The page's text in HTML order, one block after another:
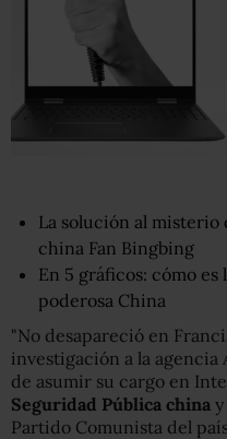
La solución al
china Fan Bingbing
En 5 gráficos: cómo es
poderosa China
"No desapareció en
investigación a la agencia
de asumir su cargo en
Seguridad Pública china
Partido Comunista del